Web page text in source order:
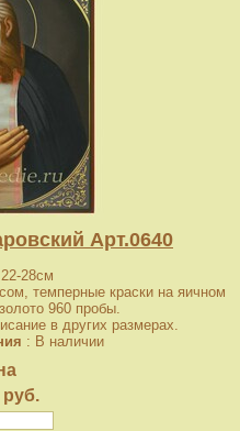
Арт.0640
28см
темперные краски на яичном
960 пробы.
в других размерах.
: В наличии
руб.